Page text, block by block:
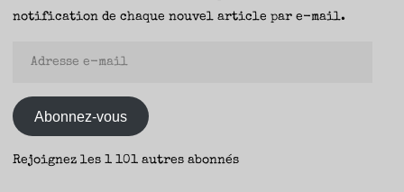
–
notification de chaque nouvel article par e-mail.
mail
Abonnez-vous
Rejoignez les 1 101 autres abonnés